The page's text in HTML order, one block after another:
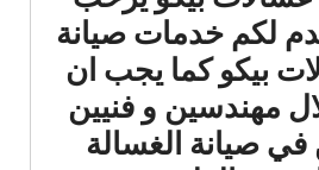
لكم خدمات صيانة
بيكو كما يجب ان
مهندسين و فنيين
صيانة الغسالة